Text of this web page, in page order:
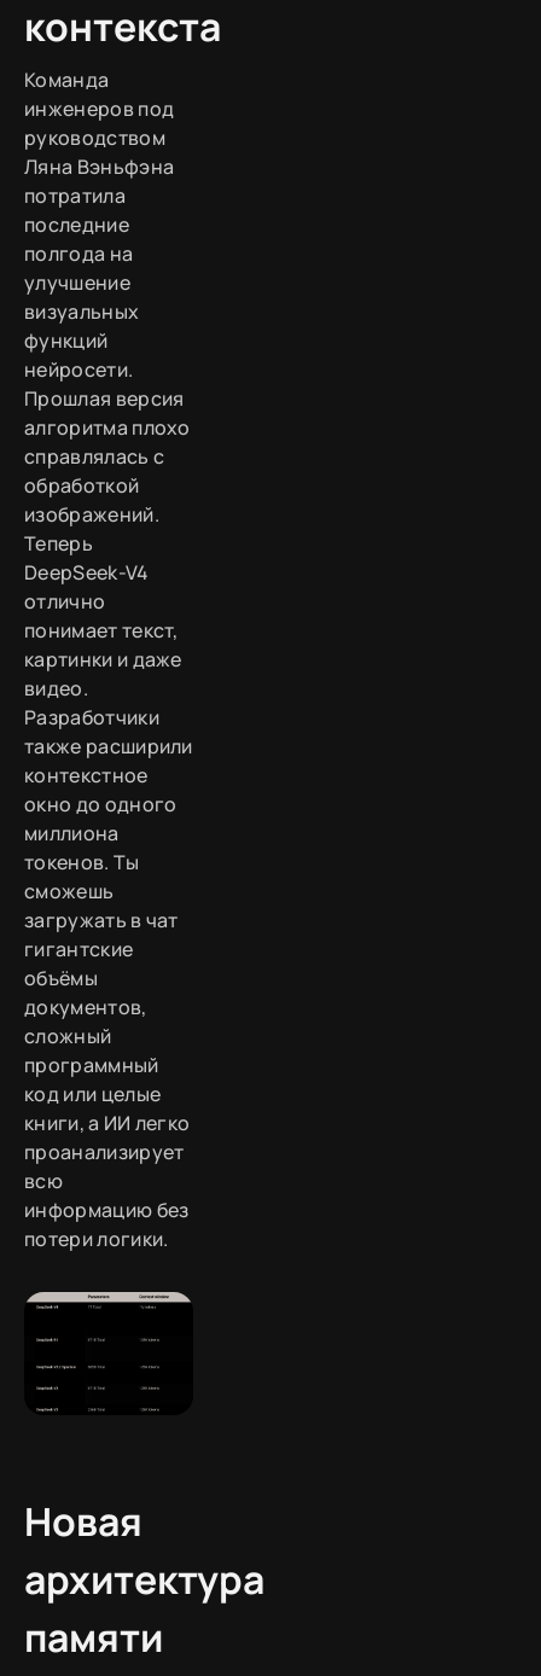
контекста
Команда
инженеров под
руководством
Ляна Вэньфэна
потратила
последние
полгода на
улучшение
визуальных
функций
нейросети.
Прошлая версия
алгоритма плохо
справлялась с
обработкой
изображений.
Теперь
DeepSeek-V4
отлично
понимает текст,
картинки и даже
видео.
Разработчики
также расширили
контекстное
окно до одного
миллиона
токенов. Ты
сможешь
загружать в чат
гигантские
объёмы
документов,
сложный
программный
код или целые
книги, а ИИ легко
проанализирует
всю
информацию без
потери логики.
Новая
архитектура
памяти